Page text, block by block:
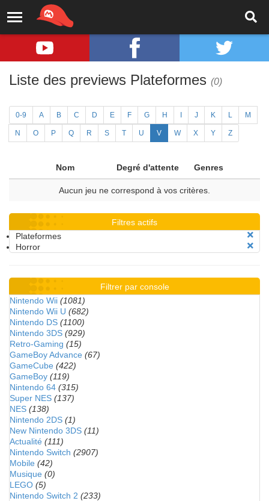
Liste des previews Plateformes (0)
0-9 A B C D E F G H J K L M
N O P Q R S T U V W X Y Z
Nom Degré d'attente Genres
Aucun jeu ne correspond à vos critères.
Filtres actifs
Plateformes
Horror
Filtrer par console
Nintendo Wii (1081)
Nintendo Wii U (682)
Nintendo DS (1100)
Nintendo 3DS (929)
Retro-Gaming (15)
GameBoy Advance (67)
GameCube (422)
GameBoy (119)
Nintendo 64 (315)
Super NES (137)
NES (138)
Nintendo 2DS (1)
New Nintendo 3DS (11)
Actualité (111)
Nintendo Switch (2907)
Mobile (42)
Musique (0)
LEGO (5)
Nintendo Switch 2 (233)